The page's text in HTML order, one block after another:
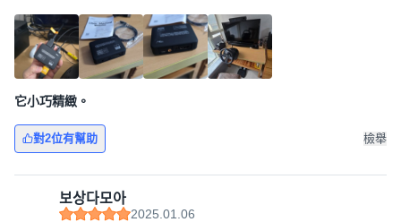
它小巧精緻。
對2位有幫助 檢舉
보상다모아
2025.01.06